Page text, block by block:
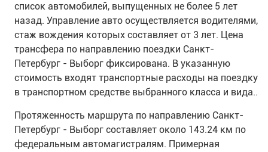
список автомобилей, выпущенных не более 5 лет
назад. Управление авто осуществляется водителями,
стаж вождения которых составляет от 3 лет. Цена
трансфера по направлению поездки Санкт-
Петербург - Выборг фиксирована. В указанную
стоимость входят транспортные расходы на поездку
в транспортном средстве выбранного класса и вида..
Протяженность маршрута по направлению Санкт-
Петербург - Выборг составляет около 143.24 км по
федеральным автомагистралям. Примерная